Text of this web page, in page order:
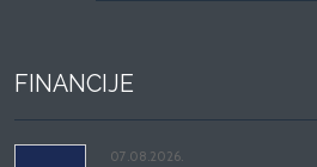
FINANCIJE
07.08.2026.